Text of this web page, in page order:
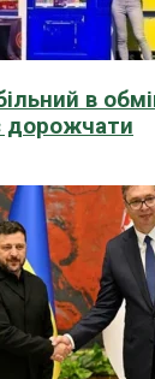
в
дорожчати